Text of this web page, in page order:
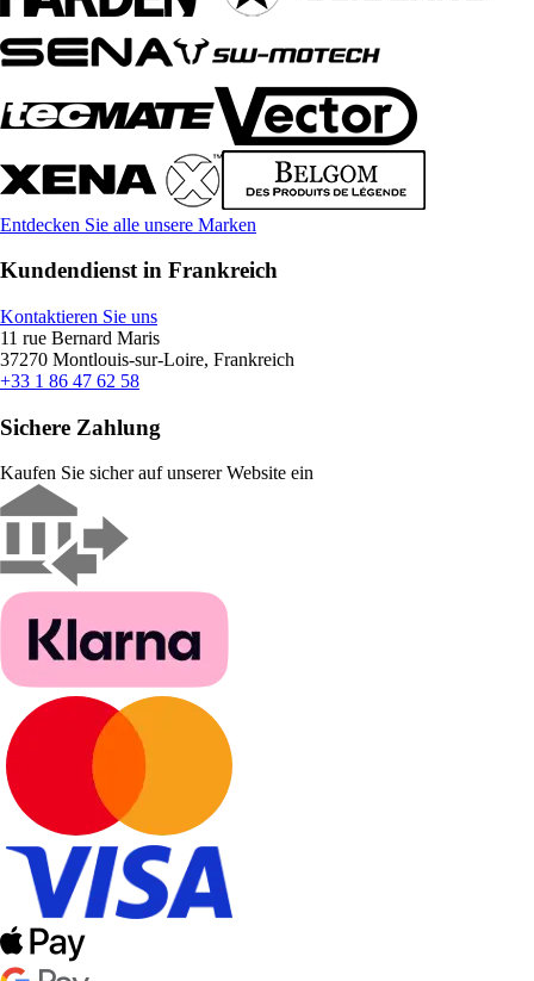
Entdecken Sie alle unsere Marken
Kundendienst in Frankreich
Kontaktieren Sie uns
11 rue Bernard Maris
37270 Montlouis-sur-Loire, Frankreich
+33 1 86 47 62 58
Sichere Zahlung
Kaufen Sie sicher auf unserer Website ein